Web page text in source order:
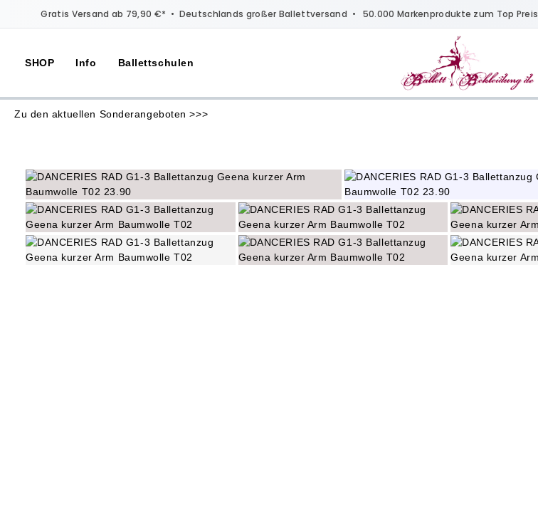
Gratis Versand ab 79,90 €* • Deutschlands großer Ballettversand • 50.000 Markenprodukte zum Top
SHOP Info Ballettschulen
Zu den aktuellen Sonderangeboten >>>